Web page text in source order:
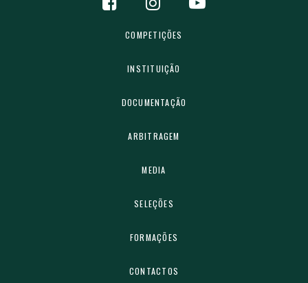
COMPETIÇÕES
INSTITUIÇÃO
DOCUMENTAÇÃO
ARBITRAGEM
MEDIA
SELEÇÕES
FORMAÇÕES
CONTACTOS